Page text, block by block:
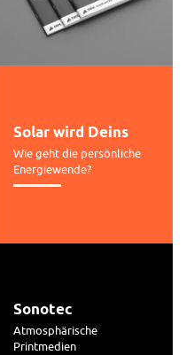
Solar wird Deins
Wie geht die persönliche
Energiewende?
Sonotec
Atmosphärische
Printmedien